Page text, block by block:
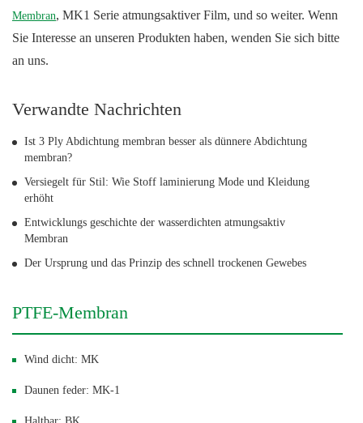
Membran, MK1 Serie atmungsaktiver Film, und so weiter. Wenn
Sie Interesse an unseren Produkten haben, wenden Sie sich bitte
an uns.
Verwandte Nachrichten
Ist 3 Ply Abdichtung membran besser als dünnere Abdichtung
membran?
Versiegelt für Stil: Wie Stoff laminierung Mode und Kleidung
erhöht
Entwicklungs geschichte der wasserdichten atmungsaktiv
Membran
Der Ursprung und das Prinzip des schnell trockenen Gewebes
PTFE-Membran
Wind dicht: MK
Daunen feder: MK-1